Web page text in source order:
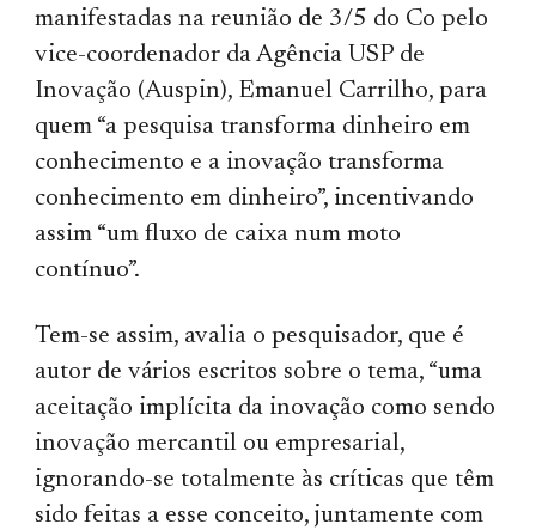
manifestadas na reunião de 3/5 do Co pelo
vice-coordenador da Agência USP de
Inovação (Auspin), Emanuel Carrilho, para
quem “a pesquisa transforma dinheiro em
conhecimento e a inovação transforma
conhecimento em dinheiro”, incentivando
assim “um fluxo de caixa num moto
contínuo”.
Tem-se assim, avalia o pesquisador, que é
autor de vários escritos sobre o tema, “uma
aceitação implícita da inovação como sendo
inovação mercantil ou empresarial,
ignorando-se totalmente às críticas que têm
sido feitas a esse conceito, juntamente com